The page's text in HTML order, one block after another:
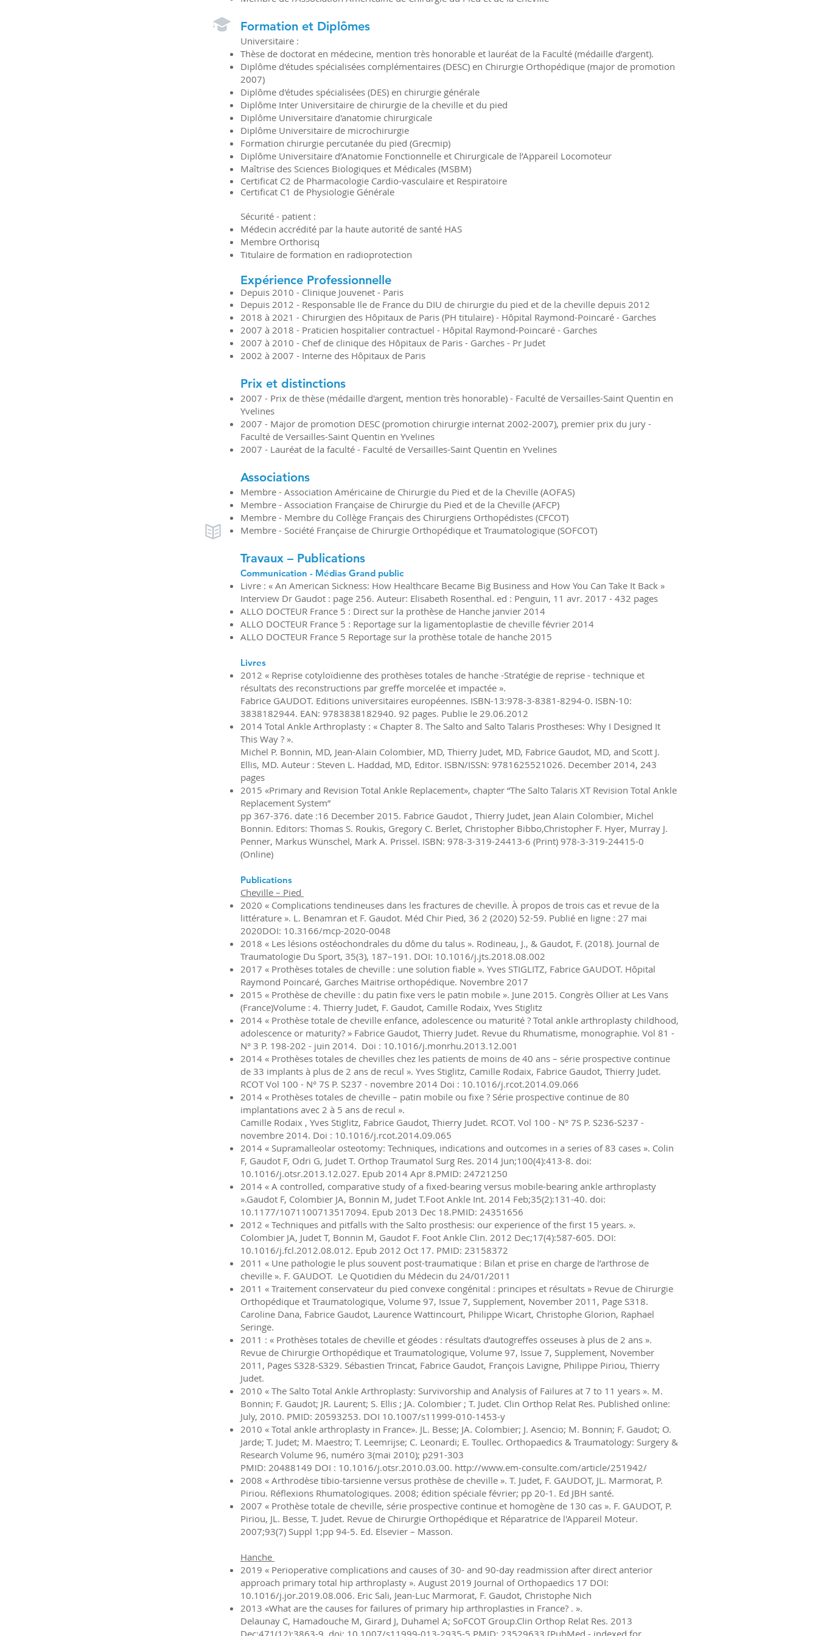
Formation et Diplômes
Universitaire :
Thèse de doctorat en médecine, mention très honorable et lauréat de la Faculté (médaille d’argent).
Diplôme d'études spécialisées complémentaires (DESC) en Chirurgie Orthopédique (major de promotion
2007)
Diplôme d'études spécialisées (DES) en chirurgie générale
Diplôme Inter Universitaire de chirurgie de la cheville et du pied
Diplôme Universitaire d'anatomie chirurgicale
Diplôme Universitaire de microchirurgie
Formation chirurgie percutanée du pied (Grecmip)
Diplôme Universitaire d’Anatomie Fonctionnelle et Chirurgicale de l’Appareil Locomoteur
Maîtrise des Sciences Biologiques et Médicales (MSBM)
Certificat C2 de Pharmacologie Cardio-vasculaire et Respiratoire
Certificat C1 de Physiologie Générale
Sécurité - patient :
Médecin accrédité par la haute autorité de santé HAS
Membre Orthorisq
Titulaire de formation en radioprotection
Expérience Professionnelle
Depuis 2010 - Clinique Jouvenet - Paris
Depuis 2012 - Responsable Ile de France du DIU de chirurgie du pied et de la cheville depuis 2012
2018 à 2021 - Chirurgien des Hôpitaux de Paris (PH titulaire) - Hôpital Raymond-Poincaré - Garches
2007 à 2018 - Praticien hospitalier contractuel - Hôpital Raymond-Poincaré - Garches
2007 à 2010 - Chef de clinique des Hôpitaux de Paris - Garches - Pr Judet
2002 à 2007 - Interne des Hôpitaux de Paris
Prix et distinctions
2007 - Prix de thèse (médaille d'argent, mention très honorable) - Faculté de Versailles-Saint Quentin en
Yvelines
2007 - Major de promotion DESC (promotion chirurgie internat 2002-2007), premier prix du jury -
Faculté de Versailles-Saint Quentin en Yvelines
2007 - Lauréat de la faculté - Faculté de Versailles-Saint Quentin en Yvelines
Associations
Membre - Association Américaine de Chirurgie du Pied et de la Cheville (AOFAS)
Membre - Association Française de Chirurgie du Pied et de la Cheville (AFCP)
Membre - Membre du Collège Français des Chirurgiens Orthopédistes (CFCOT)
Membre - Société Française de Chirurgie Orthopédique et Traumatologique (SOFCOT)
Travaux – Publications
Communication - Médias Grand public
Livre : « An American Sickness: How Healthcare Became Big Business and How You Can Take It Back »
Interview Dr Gaudot : page 256. Auteur: Elisabeth Rosenthal. ed : Penguin, 11 avr. 2017 - 432 pages
ALLO DOCTEUR France 5 : Direct sur la prothèse de Hanche janvier 2014
ALLO DOCTEUR France 5 : Reportage sur la ligamentoplastie de cheville février 2014
ALLO DOCTEUR France 5 Reportage sur la prothèse totale de hanche 2015
Livres
2012 « Reprise cotyloïdienne des prothèses totales de hanche -Stratégie de reprise - technique et
résultats des reconstructions par greffe morcelée et impactée ».
Fabrice GAUDOT. Editions universitaires européennes. ISBN-13:978-3-8381-8294-0. ISBN-10:
3838182944. EAN: 9783838182940. 92 pages. Publie le 29.06.2012
2014 Total Ankle Arthroplasty : « Chapter 8. The Salto and Salto Talaris Prostheses: Why I Designed It
This Way ? ».
Michel P. Bonnin, MD, Jean-Alain Colombier, MD, Thierry Judet, MD, Fabrice Gaudot, MD, and Scott J.
Ellis, MD. Auteur : Steven L. Haddad, MD, Editor. ISBN/ISSN: 9781625521026. December 2014, 243
pages
2015 «Primary and Revision Total Ankle Replacement», chapter “The Salto Talaris XT Revision Total Ankle
Replacement System”
pp 367-376. date :16 December 2015. Fabrice Gaudot , Thierry Judet, Jean Alain Colombier, Michel
Bonnin. Editors: Thomas S. Roukis, Gregory C. Berlet, Christopher Bibbo,Christopher F. Hyer, Murray J.
Penner, Markus Wünschel, Mark A. Prissel. ISBN: 978-3-319-24413-6 (Print) 978-3-319-24415-0
(Online)
Publications
Cheville – Pied
2020 « Complications tendineuses dans les fractures de cheville. À propos de trois cas et revue de la
littérature ». L. Benamran et F. Gaudot. Méd Chir Pied, 36 2 (2020) 52-59. Publié en ligne : 27 mai
2020DOI: 10.3166/mcp-2020-0048
2018 « Les lésions ostéochondrales du dôme du talus ». Rodineau, J., & Gaudot, F. (2018). Journal de
Traumatologie Du Sport, 35(3), 187–191. DOI: 10.1016/j.jts.2018.08.002
2017 « Prothèses totales de cheville : une solution fiable ». Yves STIGLITZ, Fabrice GAUDOT. Hôpital
Raymond Poincaré, Garches Maitrise orthopédique. Novembre 2017
2015 « Prothèse de cheville : du patin fixe vers le patin mobile ». June 2015. Congrès Ollier at Les Vans
(France)Volume : 4. Thierry Judet, F. Gaudot, Camille Rodaix, Yves Stiglitz
2014 « Prothèse totale de cheville enfance, adolescence ou maturité ? Total ankle arthroplasty childhood,
adolescence or maturity? » Fabrice Gaudot, Thierry Judet. Revue du Rhumatisme, monographie. Vol 81 -
N° 3 P. 198-202 - juin 2014. Doi : 10.1016/j.monrhu.2013.12.001
2014 « Prothèses totales de chevilles chez les patients de moins de 40 ans – série prospective continue
de 33 implants à plus de 2 ans de recul ». Yves Stiglitz, Camille Rodaix, Fabrice Gaudot, Thierry Judet.
RCOT Vol 100 - N° 7S P. S237 - novembre 2014 Doi : 10.1016/j.rcot.2014.09.066
2014 « Prothèses totales de cheville – patin mobile ou fixe ? Série prospective continue de 80
implantations avec 2 à 5 ans de recul ».
Camille Rodaix , Yves Stiglitz, Fabrice Gaudot, Thierry Judet. RCOT. Vol 100 - N° 7S P. S236-S237 -
novembre 2014. Doi : 10.1016/j.rcot.2014.09.065
2014 « Supramalleolar osteotomy: Techniques, indications and outcomes in a series of 83 cases ». Colin
F, Gaudot F, Odri G, Judet T. Orthop Traumatol Surg Res. 2014 Jun;100(4):413-8. doi:
10.1016/j.otsr.2013.12.027. Epub 2014 Apr 8.PMID: 24721250
2014 « A controlled, comparative study of a fixed-bearing versus mobile-bearing ankle arthroplasty
».Gaudot F, Colombier JA, Bonnin M, Judet T.Foot Ankle Int. 2014 Feb;35(2):131-40. doi:
10.1177/1071100713517094. Epub 2013 Dec 18.PMID: 24351656
2012 « Techniques and pitfalls with the Salto prosthesis: our experience of the first 15 years. ».
Colombier JA, Judet T, Bonnin M, Gaudot F. Foot Ankle Clin. 2012 Dec;17(4):587-605. DOI:
10.1016/j.fcl.2012.08.012. Epub 2012 Oct 17. PMID: 23158372
2011 « Une pathologie le plus souvent post-traumatique : Bilan et prise en charge de l’arthrose de
cheville ». F. GAUDOT. Le Quotidien du Médecin du 24/01/2011
2011 « Traitement conservateur du pied convexe congénital : principes et résultats » Revue de Chirurgie
Orthopédique et Traumatologique, Volume 97, Issue 7, Supplement, November 2011, Page S318.
Caroline Dana, Fabrice Gaudot, Laurence Wattincourt, Philippe Wicart, Christophe Glorion, Raphael
Seringe.
2011 : « Prothèses totales de cheville et géodes : résultats d’autogreffes osseuses à plus de 2 ans ».
Revue de Chirurgie Orthopédique et Traumatologique, Volume 97, Issue 7, Supplement, November
2011, Pages S328-S329. Sébastien Trincat, Fabrice Gaudot, François Lavigne, Philippe Piriou, Thierry
Judet.
2010 « The Salto Total Ankle Arthroplasty: Survivorship and Analysis of Failures at 7 to 11 years ». M.
Bonnin; F. Gaudot; JR. Laurent; S. Ellis ; JA. Colombier ; T. Judet. Clin Orthop Relat Res. Published online:
July, 2010. PMID: 20593253. DOI 10.1007/s11999-010-1453-y
2010 « Total ankle arthroplasty in France». JL. Besse; JA. Colombier; J. Asencio; M. Bonnin; F. Gaudot; O.
Jarde; T. Judet; M. Maestro; T. Leemrijse; C. Leonardi; E. Toullec. Orthopaedics & Traumatology: Surgery &
Research Volume 96, numéro 3(mai 2010); p291-303
PMID: 20488149 DOI : 10.1016/j.otsr.2010.03.00. http://www.em-consulte.com/article/251942/
2008 « Arthrodèse tibio-tarsienne versus prothèse de cheville ». T. Judet, F. GAUDOT, JL. Marmorat, P.
Piriou. Réflexions Rhumatologiques. 2008; édition spéciale février; pp 20-1. Ed JBH santé.
2007 « Prothèse totale de cheville, série prospective continue et homogène de 130 cas ». F. GAUDOT, P.
Piriou, JL. Besse, T. Judet. Revue de Chirurgie Orthopédique et Réparatrice de l'Appareil Moteur.
2007;93(7) Suppl 1;pp 94-5. Ed. Elsevier – Masson.
Hanche
2019 « Perioperative complications and causes of 30- and 90-day readmission after direct anterior
approach primary total hip arthroplasty ». August 2019 Journal of Orthopaedics 17 DOI:
10.1016/j.jor.2019.08.006. Eric Sali, Jean-Luc Marmorat, F. Gaudot, Christophe Nich
2013 «What are the causes for failures of primary hip arthroplasties in France? . ».
Delaunay C, Hamadouche M, Girard J, Duhamel A; SoFCOT Group.Clin Orthop Relat Res. 2013
Dec;471(12):3863-9. doi: 10.1007/s11999-013-2935-5.PMID: 23529633 [PubMed - indexed for